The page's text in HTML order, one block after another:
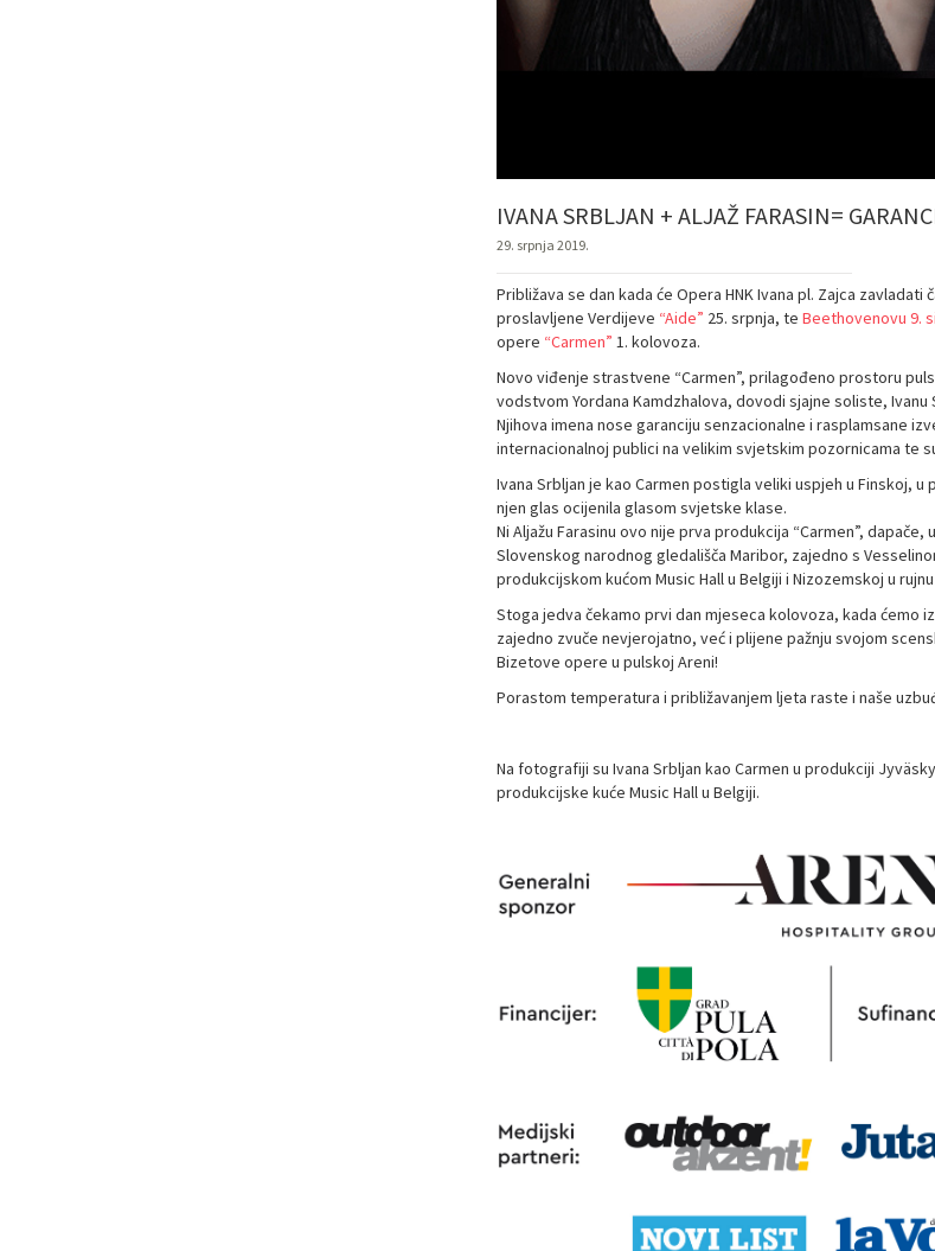
IVANA SRBLJAN + ALJAŽ FARASIN=
29. srpnja 2019.
Približava se dan kada će Opera HNK Ivana pl. Zajca
proslavljene Verdijeve “Aide” 25. srpnja, te Beethovenovu 9.
opere “Carmen” 1. kolovoza.
Novo viđenje strastvene “Carmen”, prilagođeno prostoru
vodstvom Yordana Kamdzhalova, dovodi sjajne soliste, Ivanu
Njihova imena nose garanciju senzacionalne i rasplamsane
internacionalnoj publici na velikim svjetskim pozornicama te
Ivana Srbljan je kao Carmen postigla veliki uspjeh u Finskoj,
njen glas ocijenila glasom svjetske klase.
Ni Aljažu Farasinu ovo nije prva produkcija “Carmen”,
Slovenskog narodnog gledališča Maribor, zajedno s
produkcijskom kućom Music Hall u Belgiji i Nizozemskoj u rujnu
Stoga jedva čekamo prvi dan mjeseca kolovoza, kada ćemo
zajedno zvuče nevjerojatno, već i plijene pažnju svojom
Bizetove opere u pulskoj Areni!
Porastom temperatura i približavanjem ljeta raste i naše
Na fotografiji su Ivana Srbljan kao Carmen u produkciji
produkcijske kuće Music Hall u Belgiji.